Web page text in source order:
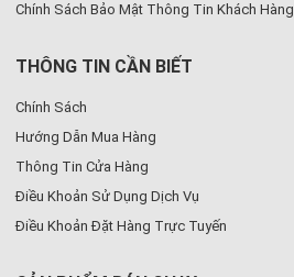
Chính Sách Bảo Mật Thông Tin Khách Hàng
THÔNG TIN CẦN BIẾT
Chính Sách
Hướng Dẫn Mua Hàng
Thông Tin Cửa Hàng
Điều Khoản Sử Dụng Dịch Vụ
Điều Khoản Đặt Hàng Trực Tuyến